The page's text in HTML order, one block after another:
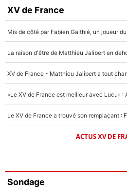
XV de France
ACTUS XV DE
Sondage